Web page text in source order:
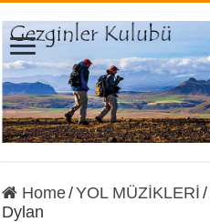
Home/YOL MÜZİKLERİ /
Dylan